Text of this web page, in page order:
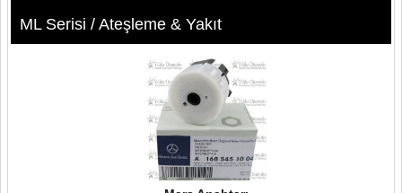
ML Serisi / Ateşleme & Yakıt